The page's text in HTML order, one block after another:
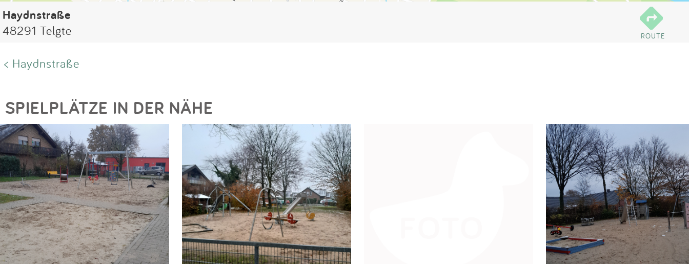
Haydnstraße
48291 Telgte ROUTE
< Haydnstraße
SPIELPLÄTZE IN DER NÄHE